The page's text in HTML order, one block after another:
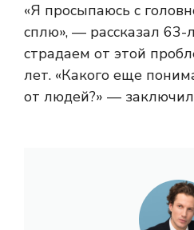
«Я просыпаюсь с
сплю», — рассказал
страдаем от этой
лет. «Какого еще
от людей?» —